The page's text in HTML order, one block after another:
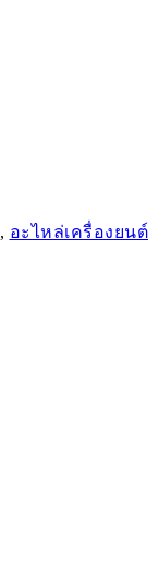
, อะไหล่เครื่องยนต์